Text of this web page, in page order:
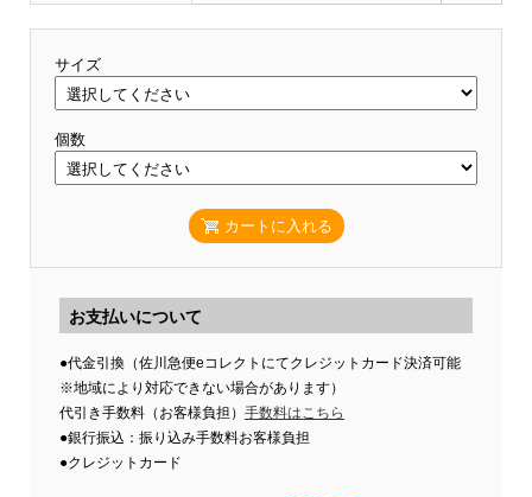
サイズ
個数
カートに入れる
お支払いについて
●代金引換（佐川急便eコレクトにてクレジットカード決済可能
※地域により対応できない場合があります）
代引き手数料（お客様負担） 手数料はこちら
●銀行振込：振り込み手数料お客様負担
●クレジットカード